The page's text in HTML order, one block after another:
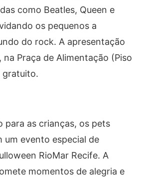
como Beatles, Queen e
os pequenos a
do rock. A apresentação
na Praça de Alimentação (Piso
gratuito.
para as crianças, os pets
um evento especial de
RioMar Recife. A
momentos de alegria e